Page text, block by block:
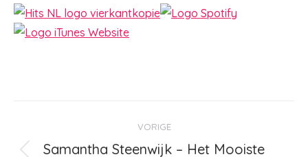
navigatie
VORIGE
Samantha Steenwijk – Het Mooiste